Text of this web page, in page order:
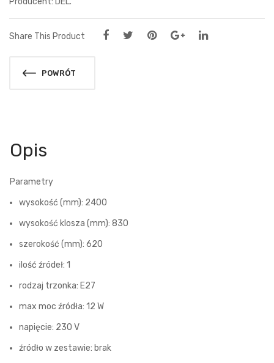
Share This Product
POWRÓT
Opis
Parametry
wysokość (mm): 2400
wysokość klosza (mm): 830
szerokość (mm): 620
ilość źródeł: 1
rodzaj trzonka: E27
max moc źródła: 12 W
napięcie: 230 V
źródło w zestawie: brak